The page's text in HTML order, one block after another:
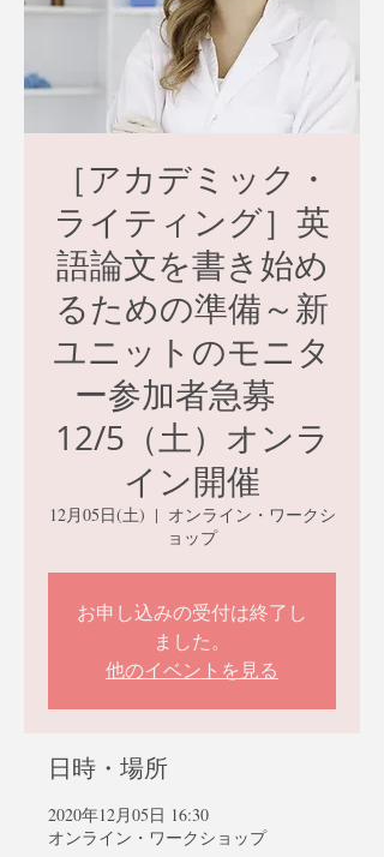
［アカデミック・
ライティング］英
語論文を書き始め
るための準備～新
ユニットのモニタ
ー参加者急募
12/5（土）オンラ
イン開催
12月05日(土)
  |
オンライン・ワークシ
ョップ
お申し込みの受付は終了し
ました。
他のイベントを見る
日時・場所
2020年12月05日 16:30
オンライン・ワークショップ